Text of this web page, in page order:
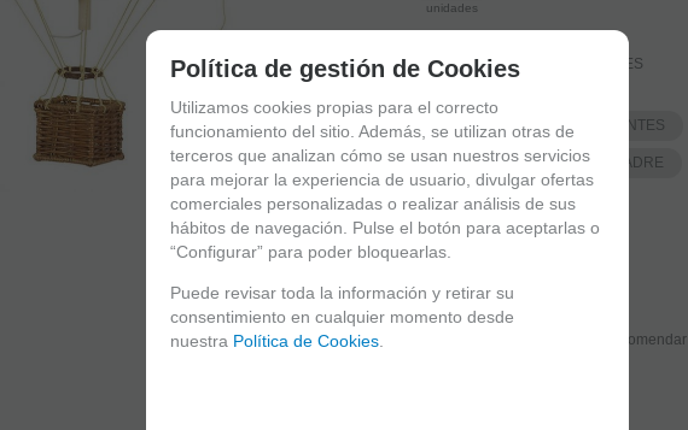
unidades
GLOBOS AEROSTÁTICOS Y MÓVILES
OTROS
REGALOS DIFERENTES
ARTÍCULOS PARA EL DÍA DEL PADRE
DE TODO UN POCO
FECHA DE LANZAMIENTO
Recomendar
Política de gestión de Cookies
Utilizamos cookies propias para el correcto
funcionamiento del sitio. Además, se utilizan otras de
terceros que analizan cómo se usan nuestros servicios
para mejorar la experiencia de usuario, divulgar ofertas
comerciales personalizadas o realizar análisis de sus
hábitos de navegación. Pulse el botón para aceptarlas o
“Configurar” para poder bloquearlas.
Puede revisar toda la información y retirar su
consentimiento en cualquier momento desde
nuestra Política de Cookies